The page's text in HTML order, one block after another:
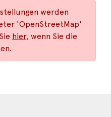
werden
'OpenStreetMap'
hier, wenn Sie die